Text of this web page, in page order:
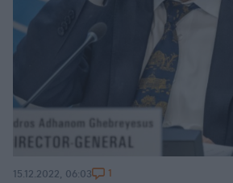
15.12.2022, 06:03 1